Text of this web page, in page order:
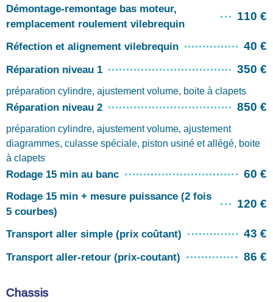
Démontage-remontage bas moteur,
remplacement roulement vilebrequin
110 €
Réfection et alignement vilebrequin 40 €
Réparation niveau 1 350 €
préparation cylindre, ajustement volume, boite à clapets
Réparation niveau 2 850 €
préparation cylindre, ajustement volume, ajustement
diagrammes, culasse spéciale, piston usiné et allégé, boite
à clapets
Rodage 15 min au banc 60 €
Rodage 15 min + mesure puissance (2 fois
5 courbes)
120 €
Transport aller simple (prix coûtant) 43 €
Transport aller-retour (prix-coutant) 86 €
Chassis